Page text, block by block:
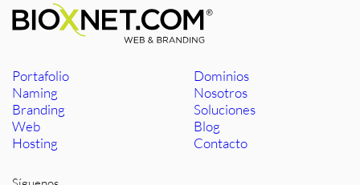
Portafolio
Naming
Branding
Web
Hosting
Dominios
Nosotros
Soluciones
Blog
Contacto